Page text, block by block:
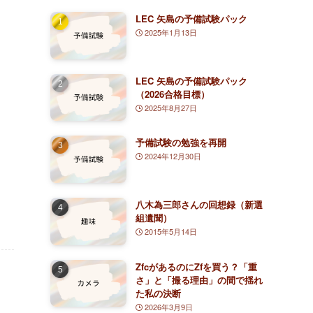
(3)
(2)
(4)
(30)
(25)
(14)
(8)
(5)
(1)
(126)
(3)
(63)
(2)
(1)
(5)
LEC 矢島の予備試験パック
2025年1月13日
LEC 矢島の予備試験パック
（2026合格目標）
2025年8月27日
予備試験の勉強を再開
2024年12月30日
八木為三郎さんの回想録（新選
組遺聞）
2015年5月14日
ZfcがあるのにZfを買う？「重
さ」と「撮る理由」の間で揺れ
た私の決断
2026年3月9日